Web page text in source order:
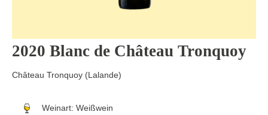
2020 Blanc de Château Tronquoy
Château Tronquoy (Lalande)
Weinart: Weißwein